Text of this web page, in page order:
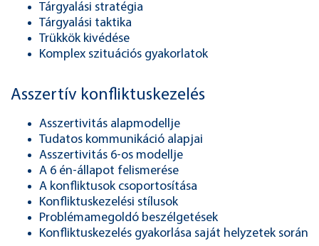
Tárgyalási stratégia
Tárgyalási taktika
Trükkök kivédése
Komplex szituációs gyakorlatok
Asszertív konfliktuskezelés
Asszertivitás alapmodellje
Tudatos kommunikáció alapjai
Asszertivitás 6-os modellje
A 6 én-állapot felismerése
A konfliktusok csoportosítása
Konfliktuskezelési stílusok
Problémamegoldó beszélgetések
Konfliktuskezelés gyakorlása saját helyzetek során